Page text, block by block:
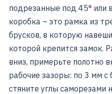
подрезанные под 45° или
коробка – это рамка из
брусков, в которую
которой крепится замок.
вниз, примерьте полотно
рабочие зазоры: по 3 мм с
стяните углы саморезами